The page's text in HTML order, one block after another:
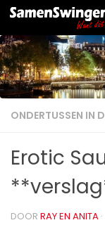
Doorgaan
ONDERTUSSEN IN
Erotic
DOOR RAY EN ANITA